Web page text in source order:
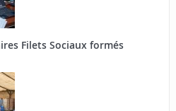
Filets Sociaux formés